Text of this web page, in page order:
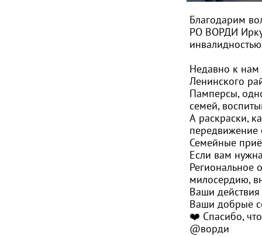
Благодарим
РО ВОРДИ
Недавно к нам
Ленинского
Памперсы,
семей,
А раскраски,
передвижение
Семейные
Если вам
Региональное
милосердию,
Ваши
Ваши добрые
❤️ Спасибо,
@ворди